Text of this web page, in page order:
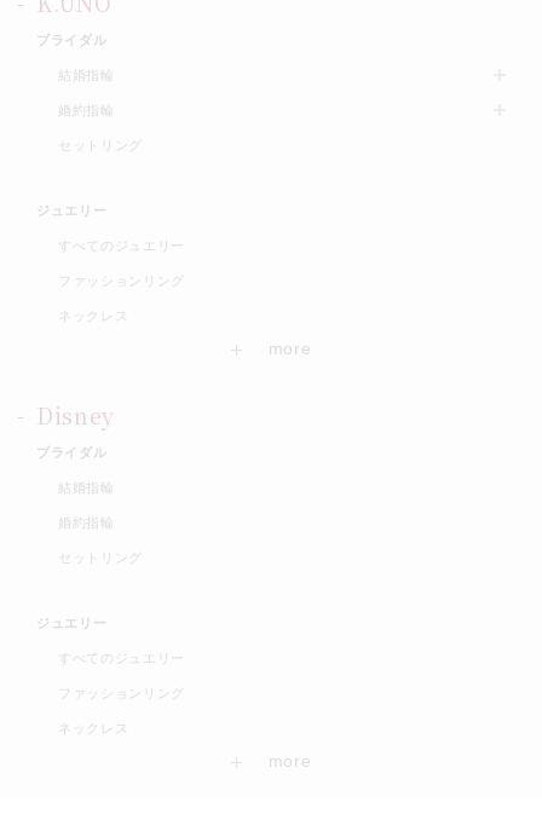
ブライダル
結婚指輪
婚約指輪
セットリング
ジュエリー
すべてのジュエリー
ファッションリング
ネックレス
Disney
ブライダル
結婚指輪
婚約指輪
セットリング
ジュエリー
すべてのジュエリー
ファッションリング
ネックレス